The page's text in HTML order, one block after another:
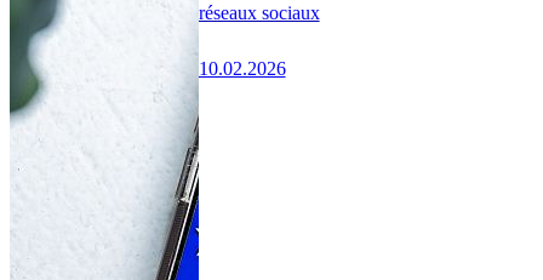
réseaux sociaux
10.02.2026